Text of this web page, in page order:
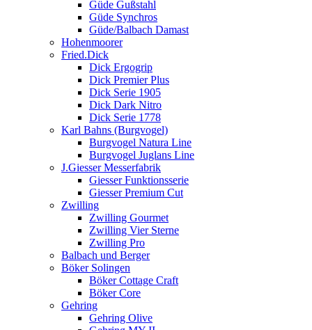
Güde Gußstahl
Güde Synchros
Güde/Balbach Damast
Hohenmoorer
Fried.Dick
Dick Ergogrip
Dick Premier Plus
Dick Serie 1905
Dick Dark Nitro
Dick Serie 1778
Karl Bahns (Burgvogel)
Burgvogel Natura Line
Burgvogel Juglans Line
J.Giesser Messerfabrik
Giesser Funktionsserie
Giesser Premium Cut
Zwilling
Zwilling Gourmet
Zwilling Vier Sterne
Zwilling Pro
Balbach und Berger
Böker Solingen
Böker Cottage Craft
Böker Core
Gehring
Gehring Olive